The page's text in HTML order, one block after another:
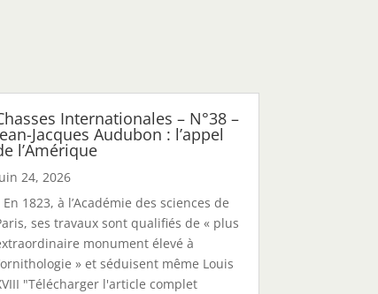
Internationales – N°38 –
Jacques Audubon : l’appel
l’Amérique
24, 2026
En 1823, à l’Académie des sciences de
ses travaux sont qualifiés de « plus
monument élevé à
» et séduisent même Louis
"Télécharger l'article complet